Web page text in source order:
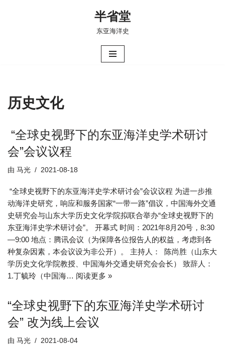
半省堂
东亚海洋史
历史文化
“全球史视野下的东亚海洋史学术研讨
会”会议议程
由 马光 2021-08-18
“全球史视野下的东亚海洋史学术研讨会”会议议程 为进一步推
动海洋史研究，响应和服务国家“一带一路”倡议，中国海外交通
史研究会与山东大学历史文化学院拟联合举办“全球史视野下的
东亚海洋史学术研讨会”。 开幕式 时间：2021年8月20号，8:30
—9:00 地点：腾讯会议（为保障各位报告人的权益，考虑到各
种复杂因素，本会议设为非公开）。 主持人： 陈尚胜（山东大
学历史文化学院教授、中国海外交通史研究会会长） 致辞人：
1.丁毓玲（中国海… 阅读更多 »
“全球史视野下的东亚海洋史学术研讨
会” 改为线上会议
由 马光 2021-08-04